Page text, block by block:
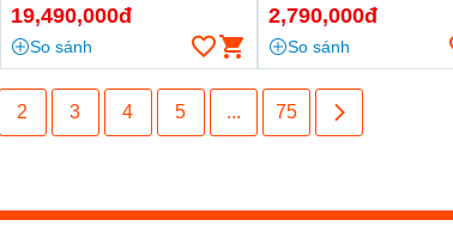
19,490,000đ
So sánh
2,790,000đ
So sánh
2 3 4 5 ... 75